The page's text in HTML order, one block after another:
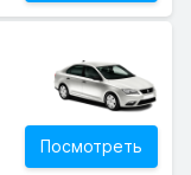
Посмотреть